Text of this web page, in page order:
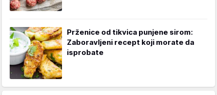
Prženice od tikvica punjene sirom:
Zaboravljeni recept koji morate da
isprobate